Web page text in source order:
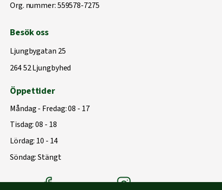
Org. nummer: 559578-7275
Besök oss
Ljungbygatan 25
264 52 Ljungbyhed
Öppettider
Måndag - Fredag: 08 - 17
Tisdag: 08 - 18
Lördag: 10 - 14
Söndag: Stängt